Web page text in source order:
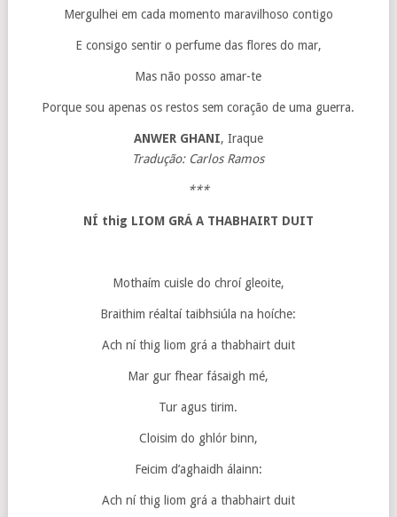
Mergulhei em cada momento maravilhoso contigo
E consigo sentir o perfume das flores do mar,
Mas não posso amar-te
Porque sou apenas os restos sem coração de uma guerra.
ANWER GHANI, Iraque
Tradução: Carlos Ramos
***
NÍ thig LIOM GRÁ A THABHAIRT DUIT
Mothaím cuisle do chroí gleoite,
Braithim réaltaí taibhsiúla na hoíche:
Ach ní thig liom grá a thabhairt duit
Mar gur fhear fásaigh mé,
Tur agus tirim.
Cloisim do ghlór binn,
Feicim d’aghaidh álainn:
Ach ní thig liom grá a thabhairt duit